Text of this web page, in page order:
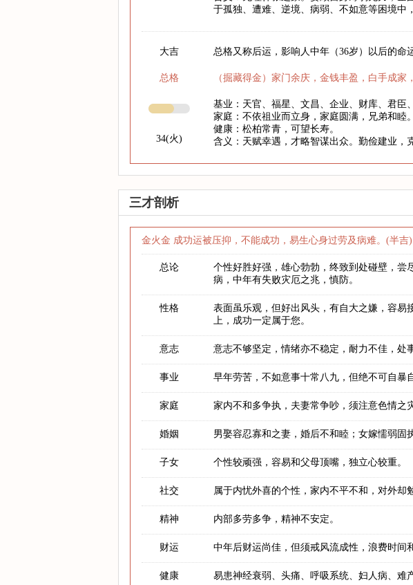
于孤独、遭难、逆境、病弱、不如意等困境中
大吉
总格
34(火)
总格又称后运，影响人中年（36岁）以后的命
（掘藏得金）家门余庆，金钱丰盈，白手成家
基业：天官、福星、文昌、企业、财库、君臣
家庭：不依祖业而立身，家庭圆满，兄弟和睦。
健康：松柏常青，可望长寿。
含义：天赋幸遇，才略智谋出众。勤俭建业，
三才剖析
金火金 成功运被压抑，不能成功，易生心身过劳及病难。(半吉)
总论
个性好胜好强，雄心勃勃，终致到处碰壁，尝
病，中年有失败灾厄之兆，慎防。
性格
表面虽乐观，但好出风头，有自大之嫌，容易
上，成功一定属于您。
意志 意志不够坚定，情绪亦不稳定，耐力不佳，处
事业 早年劳苦，不如意事十常八九，但绝不可自暴
家庭 家内不和多争执，夫妻常争吵，须注意色情之
婚姻 男娶容忍寡和之妻，婚后不和睦；女嫁懦弱固
子女 个性较顽强，容易和父母顶嘴，独立心较重。
社交 属于内忧外喜的个性，家内不平不和，对外却
精神 内部多劳多争，精神不安定。
财运 中年后财运尚佳，但须戒风流成性，浪费时间
健康 易患神经衰弱、头痛、呼吸系统、妇人病、难